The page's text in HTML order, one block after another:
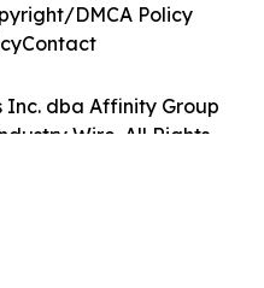
Inc. dba Affinity Group
Wire. All Rights
DMCA Policy
Contact